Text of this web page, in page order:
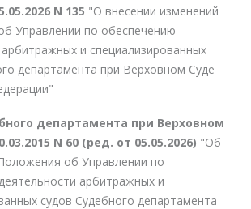
N 135 "О внесении изменений
Управлении по обеспечению
и специализированных
департамента при Верховном Суде
департамента при Верховном
N 60 (ред. от 05.05.2026) "Об
об Управлении по
арбитражных и
судов Судебного департамента